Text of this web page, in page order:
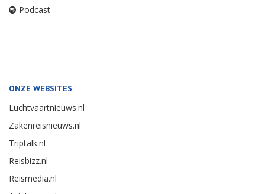
Podcast
ONZE WEBSITES
Luchtvaartnieuws.nl
Zakenreisnieuws.nl
Triptalk.nl
Reisbizz.nl
Reismedia.nl